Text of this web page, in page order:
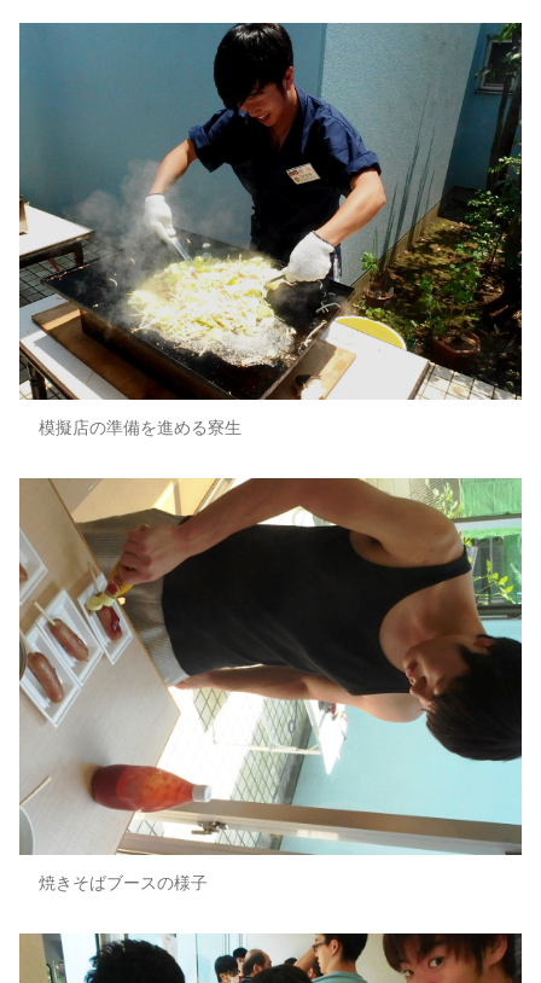
模擬店の準備を進める寮生
焼きそばブースの様子